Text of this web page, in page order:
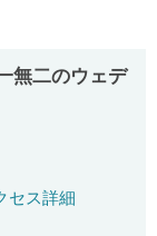
無二のウェデ
セス詳細